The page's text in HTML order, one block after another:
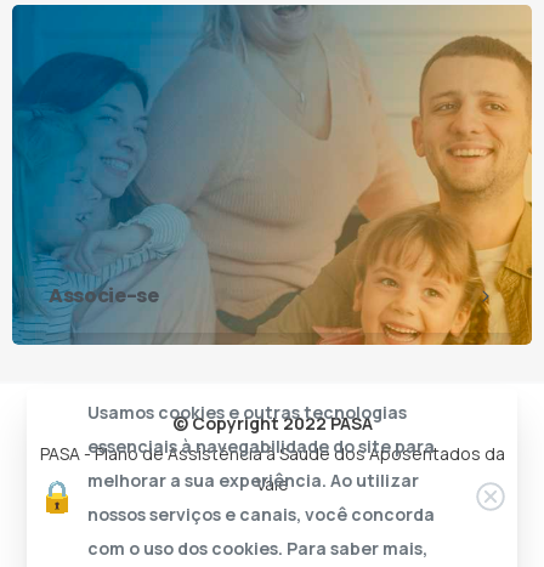
Associe-se
© Copyright 2022 PASA
PASA - Plano de Assistência à Saúde dos Aposentados da
Vale
Usamos cookies e outras tecnologias
essenciais à navegabilidade do site para
melhorar a sua experiência. Ao utilizar
nossos serviços e canais, você concorda
com o uso dos cookies. Para saber mais,